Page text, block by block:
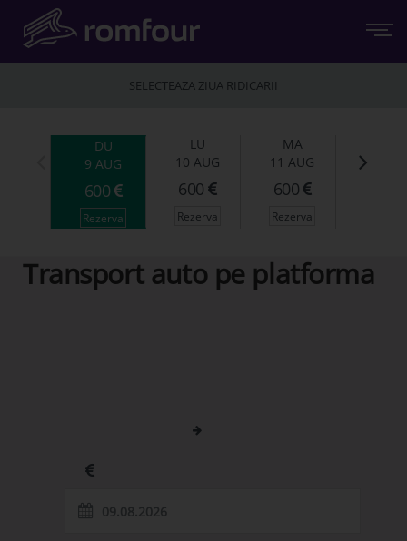
SELECTEAZA ZIUA RIDICARII
DU
9 AUG
600
Rezerva
LU
10 AUG
600
Rezerva
MA
11 AUG
600
Rezerva
Transport auto pe platforma